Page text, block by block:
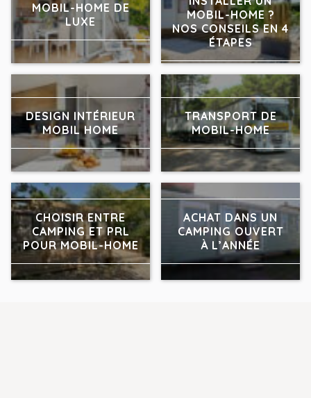
MOBIL-HOME DE
LUXE
MOBIL-HOME ?
NOS CONSEILS EN 4
ÉTAPES
DESIGN INTÉRIEUR
MOBIL HOME
TRANSPORT DE
MOBIL-HOME
CHOISIR ENTRE
CAMPING ET PRL
POUR MOBIL-HOME
ACHAT DANS UN
CAMPING OUVERT
À L’ANNÉE